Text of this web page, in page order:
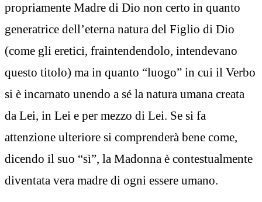
propriamente Madre di Dio non certo in quanto
generatrice dell’eterna natura del Figlio di Dio
(come gli eretici, fraintendendolo, intendevano
questo titolo) ma in quanto “luogo” in cui il Verbo
si è incarnato unendo a sé la natura umana creata
da Lei, in Lei e per mezzo di Lei. Se si fa
attenzione ulteriore si comprenderà bene come,
dicendo il suo “sì”, la Madonna è contestualmente
diventata vera madre di ogni essere umano.